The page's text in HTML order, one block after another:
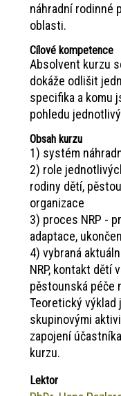
náhradní rodinné
oblasti.
Cílové kompetence
Absolvent kurzu
dokáže odlišit
specifika a komu
pohledu
Obsah kurzu
1) systém
2) role
rodiny dětí,
organizace
3) proces NRP -
adaptace,
4) vybraná
NRP, kontakt dětí
pěstounská péče
Teoretický výklad
skupinovými
zapojení
kurzu.
Lektor